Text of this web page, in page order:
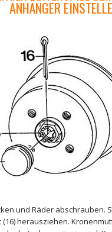
ANHÄNGER
und Räder abschrauben.
herausziehen.